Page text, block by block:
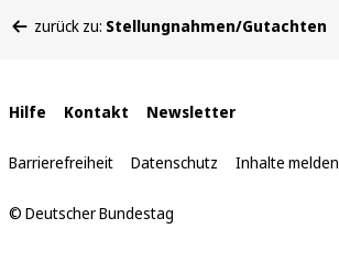
befinden
zurück zu: Stellungnahmen/Gutachten
Interne
Links
Hilfe Kontakt Newsletter
Barrierefreiheit Datenschutz Inhalte melden
© Deutscher Bundestag